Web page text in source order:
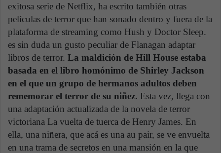
exitosa serie de Netflix, ha escrito también otras
películas de terror que han sonado dentro y fuera de la
plataforma de streaming como Hush y Doctor Sleep.
es sin duda un gusto peculiar de Flanagan adaptar
libros de terror. La maldición de Hill House estaba
basada en el libro homónimo de Shirley Jackson
en el que un grupo de hermanos adultos deben
rememorar el terror de su niñez. Esta vez, llega con
una adaptación actualizada de la novela de terror
victoriana La vuelta de tuerca de Henry James. En
ella, una niñera, que acá es una au pair, se ve envuelta
en una trama de secretos en una mansión en la que